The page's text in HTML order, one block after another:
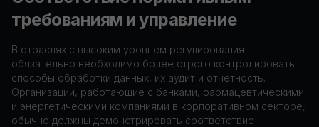
требованиям и управление
В отраслях с высоким уровнем регулирования
обязательно необходимо более строго контролировать
способы обработки данных, их аудит и отчетность.
Организации, работающие с банками, фармацевтическими
и энергетическими компаниями в корпоративном секторе,
обычно должны демонстрировать соответствие